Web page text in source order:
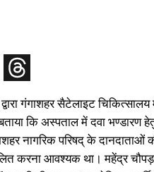
गंगाशहर सैटेलाइट चिकित्सालय
कि अस्पताल में दवा भण्डारण
नागरिक परिषद् के
करना आवश्यक था। महेंद्र